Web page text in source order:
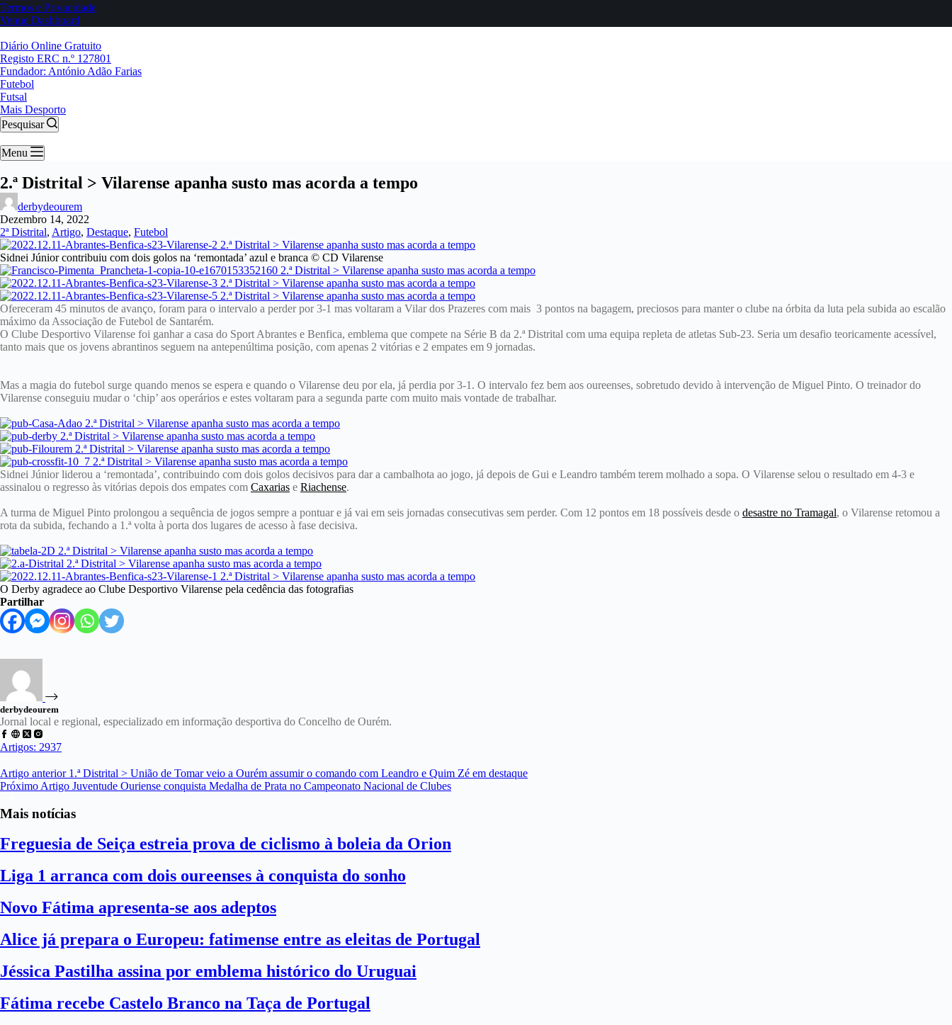
Termos e Privacidade
Venue Dashboard
Diário Online Gratuito
Registo ERC n.º 127801
Fundador: António Adão Farias
Futebol
Futsal
Mais Desporto
Pesquisar
Menu
2.ª Distrital > Vilarense apanha susto mas acorda a tempo
derbydeourem
Dezembro 14, 2022
2ª Distrital, Artigo, Destaque, Futebol
Sidnei Júnior contribuiu com dois golos na ‘remontada’ azul e branca © CD Vilarense
Ofereceram 45 minutos de avanço, foram para o intervalo a perder por 3-1 mas voltaram a Vilar dos Prazeres com mais 3 pontos na bagagem, preciosos para manter o clube na órbita da luta pela subida ao escalão
máximo da Associação de Futebol de Santarém.
O Clube Desportivo Vilarense foi ganhar a casa do Sport Abrantes e Benfica, emblema que compete na Série B da 2.ª Distrital com uma equipa repleta de atletas Sub-23. Seria um desafio teoricamente acessível,
tanto mais que os jovens abrantinos seguem na antepenúltima posição, com apenas 2 vitórias e 2 empates em 9 jornadas.
Mas a magia do futebol surge quando menos se espera e quando o Vilarense deu por ela, já perdia por 3-1. O intervalo fez bem aos oureenses, sobretudo devido à intervenção de Miguel Pinto. O treinador do
Vilarense conseguiu mudar o ‘chip’ aos operários e estes voltaram para a segunda parte com muito mais vontade de trabalhar.
Sidnei Júnior liderou a ‘remontada’, contribuindo com dois golos decisivos para dar a cambalhota ao jogo, já depois de Gui e Leandro também terem molhado a sopa. O Vilarense selou o resultado em 4-3 e
assinalou o regresso às vitórias depois dos empates com Caxarias e Riachense.
A turma de Miguel Pinto prolongou a sequência de jogos sempre a pontuar e já vai em seis jornadas consecutivas sem perder. Com 12 pontos em 18 possíveis desde o desastre no Tramagal, o Vilarense retomou a
rota da subida, fechando a 1.ª volta à porta dos lugares de acesso à fase decisiva.
O Derby agradece ao Clube Desportivo Vilarense pela cedência das fotografias
Partilhar
derbydeourem
Jornal local e regional, especializado em informação desportiva do Concelho de Ourém.
Artigos: 2937
Artigo anterior 1.ª Distrital > União de Tomar veio a Ourém assumir o comando com Leandro e Quim Zé em destaque
Próximo Artigo Juventude Ouriense conquista Medalha de Prata no Campeonato Nacional de Clubes
Mais notícias
Freguesia de Seiça estreia prova de ciclismo à boleia da Orion
Liga 1 arranca com dois oureenses à conquista do sonho
Novo Fátima apresenta-se aos adeptos
Alice já prepara o Europeu: fatimense entre as eleitas de Portugal
Jéssica Pastilha assina por emblema histórico do Uruguai
Fátima recebe Castelo Branco na Taça de Portugal